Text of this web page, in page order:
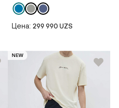
Цена: 299 990 UZS
NEW